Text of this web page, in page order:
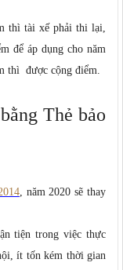
thì tài xế phải thi lại,
để áp dụng cho năm
thì được cộng điểm.
Thẻ bảo
, năm 2020 sẽ thay
tiện trong việc thực
ít tốn kém thời gian